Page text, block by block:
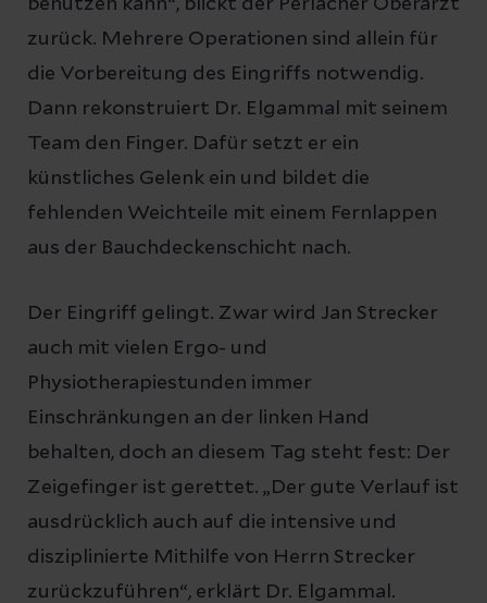
benutzen kann“, blickt der Perlacher Oberarzt
zurück. Mehrere Operationen sind allein für
die Vorbereitung des Eingriffs notwendig.
Dann rekonstruiert Dr. Elgammal mit seinem
Team den Finger. Dafür setzt er ein
künstliches Gelenk ein und bildet die
fehlenden Weichteile mit einem Fernlappen
aus der Bauchdeckenschicht nach.
Der Eingriff gelingt. Zwar wird Jan Strecker
auch mit vielen Ergo- und
Physiotherapiestunden immer
Einschränkungen an der linken Hand
behalten, doch an diesem Tag steht fest: Der
Zeigefinger ist gerettet. „Der gute Verlauf ist
ausdrücklich auch auf die intensive und
disziplinierte Mithilfe von Herrn Strecker
zurückzuführen“, erklärt Dr. Elgammal.